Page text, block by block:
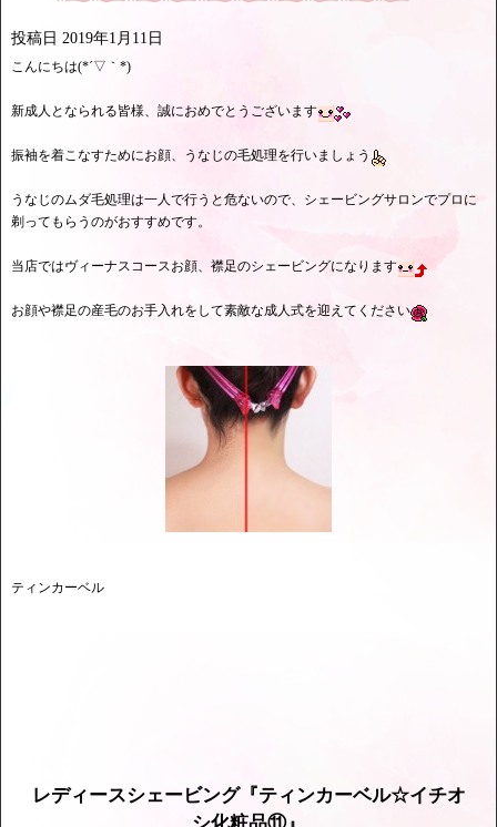
投稿日 2019年1月11日
こんにちは(*´▽｀*)
新成人となられる皆様、誠におめでとうございます
振袖を着こなすためにお顔、うなじの毛処理を行いましょう
うなじのムダ毛処理は一人で行うと危ないので、シェービングサロンでプロに
剃ってもらうのがおすすめです。
当店ではヴィーナスコースお顔、襟足のシェービングになります
お顔や襟足の産毛のお手入れをして素敵な成人式を迎えてください
ティンカーベル
レディースシェービング『ティンカーベル☆イチオ